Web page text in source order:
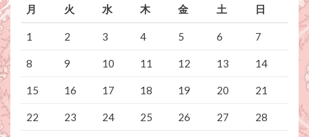
月 火 水 木 金 土 日
1 2 3 4 5 6 7
8 9 10 11 12 13 14
15 16 17 18 19 20 21
22 23 24 25 26 27 28